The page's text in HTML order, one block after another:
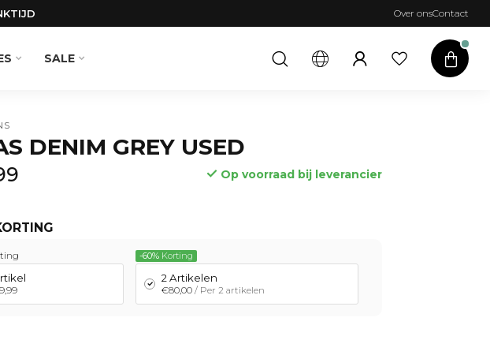
Over onsContact
SALE
DENIM GREY USED
Op voorraad bij leverancier
Lees meer
-60% Korting
2 Artikelen
€80,00 / Per 2 artikelen